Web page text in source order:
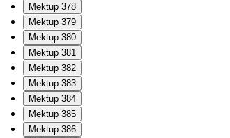
Mektup 378
Mektup 379
Mektup 380
Mektup 381
Mektup 382
Mektup 383
Mektup 384
Mektup 385
Mektup 386